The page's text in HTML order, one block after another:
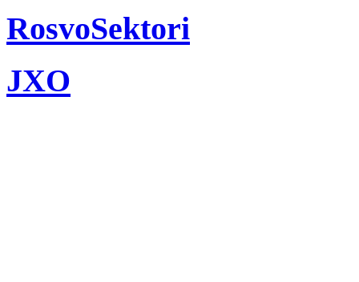
RosvoSektori
JXO